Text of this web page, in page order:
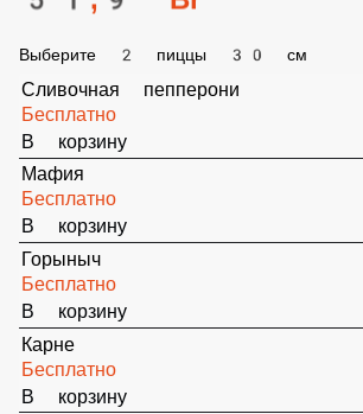
Сливочная
В корзину
Груша-Блю Чиз
Бесплатно
В корзину
Сладкая с маршмеллоу
Бесплатно
В корзину
Огненная
Бесплатно
В корзину